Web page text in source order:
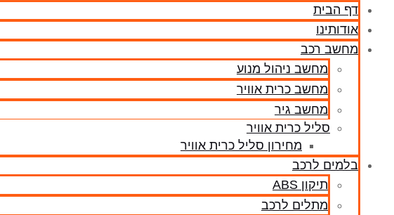
דף הבית
אודותינו
מחשב רכב
מחשב ניהול מנוע
מחשב כרית אוויר
מחשב גיר
סליל כרית אוויר
מחירון סליל כרית אוויר
בלמים לרכב
תיקון ABS
מתלים לרכב